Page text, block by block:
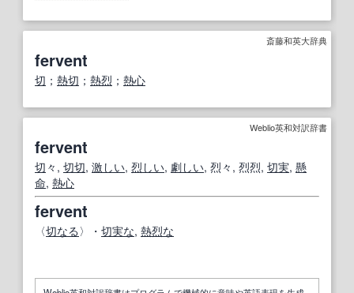
斎藤和英大辞典
fervent
切 ； 熱切 ； 熱烈 ； 熱心
Weblio英和対訳辞書
fervent
切 々, 切切, 激しい, 烈しい, 劇しい, 烈々, 烈烈, 切実, 懸
命, 熱心
fervent
〈切なる 〉・ 切実な, 熱烈な